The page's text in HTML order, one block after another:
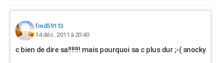
Bricolage
Lifestyle
Culture
Sport
Auto
Television
Voyage
Cinema
fred59113
14 déc. 2011 à 20:40
c bien de dire sa!!!!!!! mais pourquoi sa c plus dur ;-( snocky